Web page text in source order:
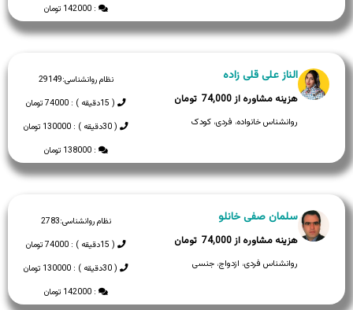
: 142000 تومان
نظام روانشناسی:29149
( 15دقیقه ) : 74000 تومان
( 30دقیقه ) : 130000 تومان
: 138000 تومان
الناز علی قلی زاده
74,000
روانشناس خانواده، فردی، کودک
نظام روانشناسی:2783
( 15دقیقه ) : 74000 تومان
( 30دقیقه ) : 130000 تومان
: 142000 تومان
سلمان صفی خانلو
74,000
روانشناس فردی، ازدواج، جنسی